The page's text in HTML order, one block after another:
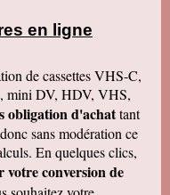
de revoir tout
petites, il y
Merci
/ je ne
votre
c'est parfait.
est parfait. Je
en ligne
de cassettes VHS-C,
mini DV, HDV, VHS,
obligation d'achattant
sans modération ce
En quelques clics,
conversion de